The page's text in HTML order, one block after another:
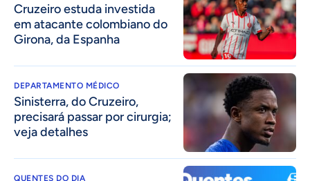
Cruzeiro estuda investida
em atacante colombiano do
Girona, da Espanha
DEPARTAMENTO MÉDICO
Sinisterra, do Cruzeiro,
precisará passar por cirurgia;
veja detalhes
QUENTES DO DIA